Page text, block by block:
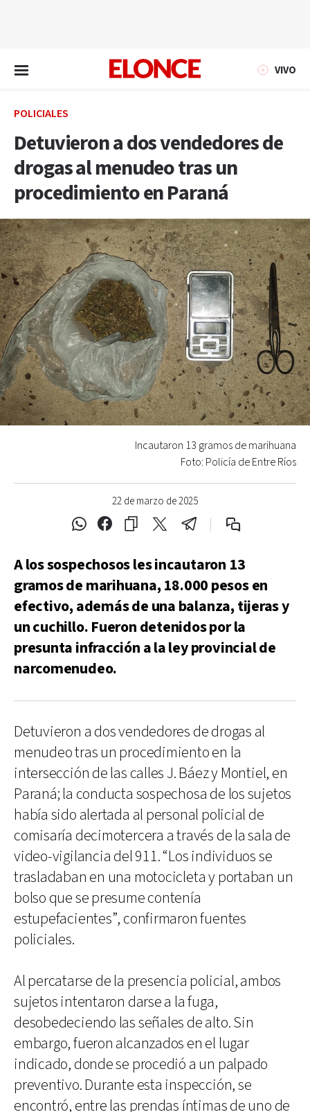
VIVO
POLICIALES
Detuvieron a dos vendedores de
drogas al menudeo tras un
procedimiento en Paraná
22 de marzo de 2025
Incautaron 13 gramos de marihuana
Foto: Policía de Entre Ríos
A los sospechosos les incautaron 13
gramos de marihuana, 18.000 pesos en
efectivo, además de una balanza, tijeras y
un cuchillo. Fueron detenidos por la
presunta infracción a la ley provincial de
narcomenudeo.
Detuvieron a dos vendedores de drogas al
menudeo tras un procedimiento en la
intersección de las calles J. Báez y Montiel, en
Paraná; la conducta sospechosa de los sujetos
había sido alertada al personal policial de
comisaría decimotercera a través de la sala de
video-vigilancia del 911. “Los individuos se
trasladaban en una motocicleta y portaban un
bolso que se presume contenía
estupefacientes”, confirmaron fuentes
policiales.
Al percatarse de la presencia policial, ambos
sujetos intentaron darse a la fuga,
desobedeciendo las señales de alto. Sin
embargo, fueron alcanzados en el lugar
indicado, donde se procedió a un palpado
preventivo. Durante esta inspección, se
encontró, entre las prendas íntimas de uno de